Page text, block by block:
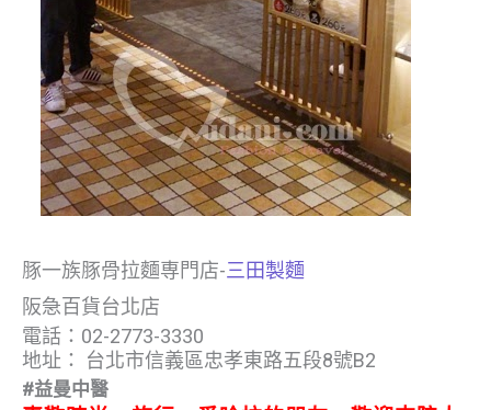
豚一族豚骨拉麵専門店-三田製麵
阪急百貨台北店
電話：02-2773-3330
地址： 台北市信義區忠孝東路五段8號B2
#益曼中醫